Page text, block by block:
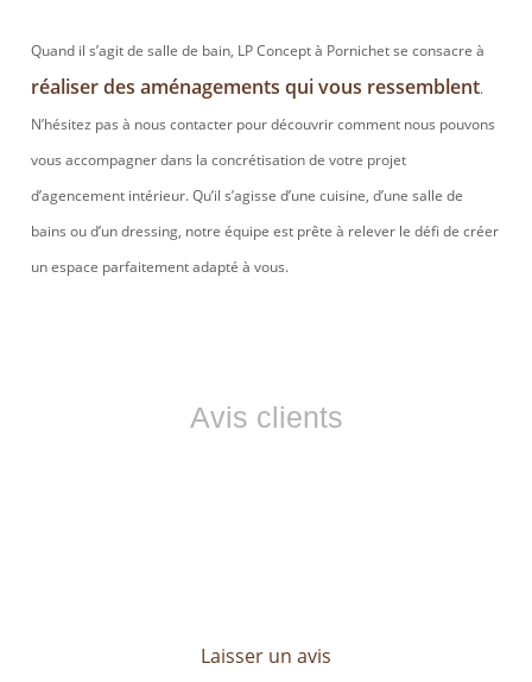
Quand il s’agit de salle de bain, LP Concept à Pornichet se consacre à
réaliser des aménagements qui vous ressemblent.
N’hésitez pas à nous contacter pour découvrir comment nous pouvons
vous accompagner dans la concrétisation de votre projet
d’agencement intérieur. Qu’il s’agisse d’une cuisine, d’une salle de
bains ou d’un dressing, notre équipe est prête à relever le défi de créer
un espace parfaitement adapté à vous.
Avis clients
Laisser un avis